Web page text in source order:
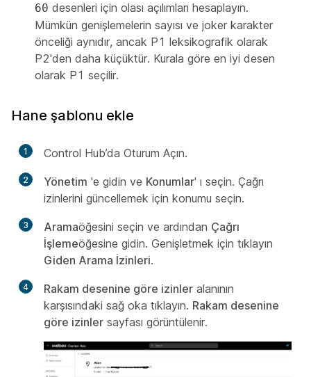
60 desenleri için olası açılımları hesaplayın.
Mümkün genişlemelerin sayısı ve joker karakter
önceliği aynıdır, ancak P1 leksikografik olarak
P2'den daha küçüktür. Kurala göre en iyi desen
olarak P1 seçilir.
Hane şablonu ekle
1 Control Hub’da Oturum Açın.
2 Yönetim 'e gidin ve Konumlar' ı seçin. Çağrı
izinlerini güncellemek için konumu seçin.
3 Aramaöğesini seçin ve ardından Çağrı
İşlemeöğesine gidin. Genişletmek için tıklayın
Giden Arama İzinleri.
4 Rakam desenine göre izinler alanının
karşısındaki sağ oka tıklayın. Rakam desenine
göre izinler sayfası görüntülenir.